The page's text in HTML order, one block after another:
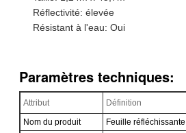
Réflectivité: élevée
Résistant à l'eau: Oui
Paramètres techniques:
Attribut
Définition
Nom du produit
Feuille